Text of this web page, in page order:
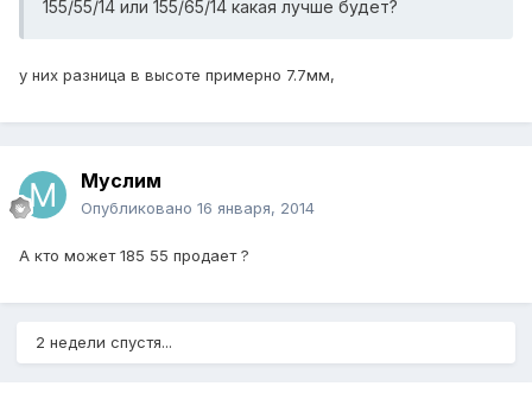
155/55/14 или 155/65/14 какая лучше будет?
у них разница в высоте примерно 7.7мм,
Муслим
Опубликовано 16 января, 2014
А кто может 185 55 продает ?
2 недели спустя...